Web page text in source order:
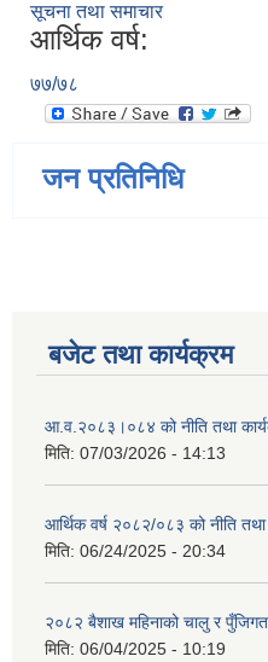
सूचना तथा समाचार
आर्थिक वर्ष:
७७/७८
जन प्रतिनिधि
बजेट तथा कार्यक्रम
आ.व.२०८३।०८४ को नीति तथा
मिति: 07/03/2026 - 14:13
आर्थिक वर्ष २०८२/०८३ को नीति तथा
मिति: 06/24/2025 - 20:34
२०८२ बैशाख महिनाको चालु र पुँजिगत
मिति: 06/04/2025 - 10:19